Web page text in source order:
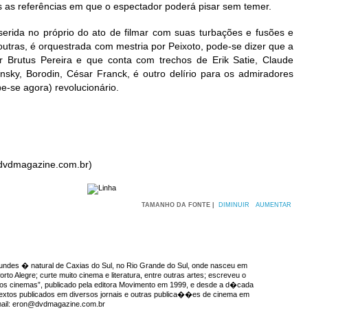
as referências em que o espectador poderá pisar sem temer.
no próprio do ato de filmar com suas turbações e fusões e
é orquestrada com mestria por Peixoto, pode-se dizer que a
Brutus Pereira e que conta com trechos de Erik Satie, Claude
Borodin, César Franck, é outro delírio para os admiradores
se agora) revolucionário.
TAMANHO DA FONTE | DIMINUIR AUMENTAR
� natural de Caxias do Sul, no Rio Grande do Sul, onde nasceu em
Alegre; curte muito cinema e literatura, entre outras artes; escreveu o
cinemas”, publicado pela editora Movimento em 1999, e desde a d�cada
publicados em diversos jornais e outras publica��es de cinema em
eron@dvdmagazine.com.br